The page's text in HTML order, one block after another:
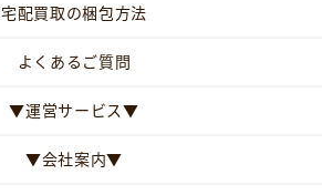
宅配買取の梱包方法
よくあるご質問
▼運営サービス▼
▼会社案内▼